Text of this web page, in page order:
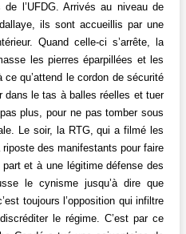
l’UFDG. Arrivés au niveau de
ils sont accueillis par une
Quand celle-ci s’arrête, la
les pierres éparpillées et les
qu’attend le cordon de sécurité
dans le tas à balles réelles et tuer
plus, pour ne pas tomber sous
Le soir, la RTG, qui a filmé les
des manifestants pour faire
et à une légitime défense des
le cynisme jusqu’à dire que
toujours l’opposition qui infiltre
le régime. C’est par ce